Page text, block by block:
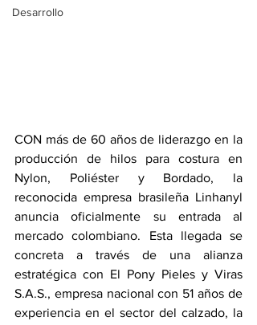
Desarrollo
CON más de 60 años de liderazgo en la
producción de hilos para costura en
Nylon, Poliéster y Bordado, la
reconocida empresa brasileña Linhanyl
anuncia oficialmente su entrada al
mercado colombiano. Esta llegada se
concreta a través de una alianza
estratégica con El Pony Pieles y Viras
S.A.S., empresa nacional con 51 años de
experiencia en el sector del calzado, la